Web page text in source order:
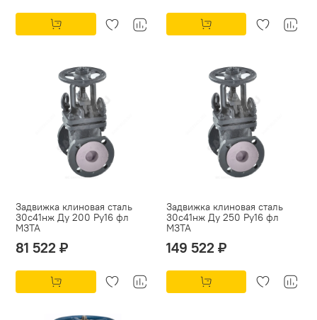
Задвижка клиновая сталь
30с41нж Ду 200 Ру16 фл
МЗТА
81 522 ₽
Задвижка клиновая сталь
30с41нж Ду 250 Ру16 фл
МЗТА
149 522 ₽